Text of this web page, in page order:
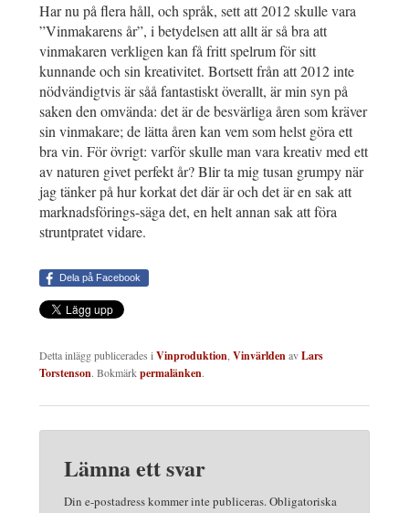
Har nu på flera håll, och språk, sett att 2012 skulle vara
”Vinmakarens år”, i betydelsen att allt är så bra att
vinmakaren verkligen kan få fritt spelrum för sitt
kunnande och sin kreativitet. Bortsett från att 2012 inte
nödvändigtvis är såå fantastiskt överallt, är min syn på
saken den omvända: det är de besvärliga åren som kräver
sin vinmakare; de lätta åren kan vem som helst göra ett
bra vin. För övrigt: varför skulle man vara kreativ med ett
av naturen givet perfekt år? Blir ta mig tusan grumpy när
jag tänker på hur korkat det där är och det är en sak att
marknadsförings-säga det, en helt annan sak att föra
struntpratet vidare.
Dela på Facebook
Detta inlägg publicerades iVinproduktion,VinvärldenavLars
Torstenson. Bokmärkpermalänken.
Lämna ett svar
Din e-postadress kommer inte publiceras.Obligatoriska